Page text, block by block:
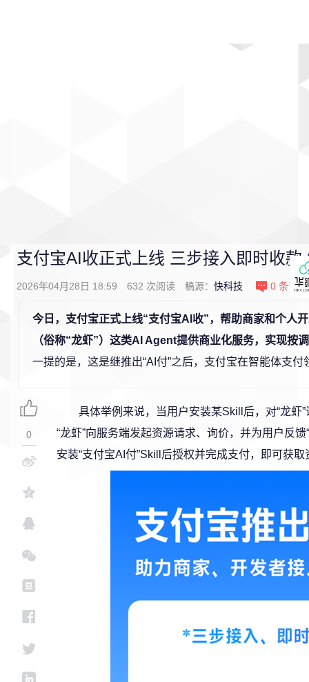
支付宝AI收正式上线 三步接入即时收款
2026年04月28日 18:59 632 次阅读 稿源： 快科技 0 条评论
今日，支付宝正式上线“支付宝AI收”，帮助商家和个人
（俗称“龙虾”）这类AI Agent提供商业化服务，实现按
一提的是，这是继推出“AI付”之后，支付宝在智能体支
具体举例来说，当用户安装某Skill后，对“龙虾
“龙虾”向服务端发起资源请求、询价，并为用户反
安装“支付宝AI付”Skill后授权并完成支付，即可获取
0